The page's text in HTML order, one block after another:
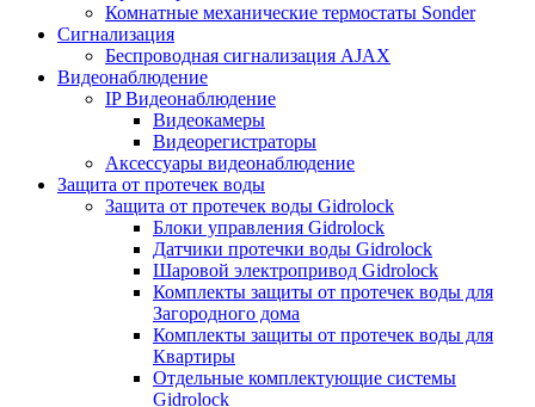
Комнатные механические термостаты Sonder
Сигнализация
Беспроводная сигнализация AJAX
Видеонаблюдение
IP Видеонаблюдение
Видеокамеры
Видеорегистраторы
Аксессуары видеонаблюдение
Защита от протечек воды
Защита от протечек воды Gidrolock
Блоки управления Gidrolock
Датчики протечки воды Gidrolock
Шаровой электропривод Gidrolock
Комплекты защиты от протечек воды для
Загородного дома
Комплекты защиты от протечек воды для
Квартиры
Отдельные комплектующие системы
Gidrolock